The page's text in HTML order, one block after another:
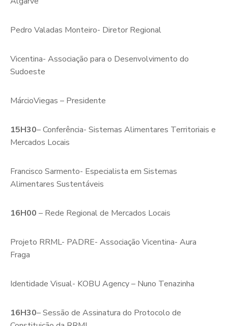
Pedro Valadas Monteiro- Diretor Regional
Vicentina- Associação para o Desenvolvimento do
Sudoeste
MárcioViegas – Presidente
15H30– Conferência- Sistemas Alimentares Territoriais e
Mercados Locais
Francisco Sarmento- Especialista em Sistemas
Alimentares Sustentáveis
16H00 – Rede Regional de Mercados Locais
Projeto RRML- PADRE- Associação Vicentina- Aura
Fraga
Identidade Visual- KOBU Agency – Nuno Tenazinha
16H30– Sessão de Assinatura do Protocolo de